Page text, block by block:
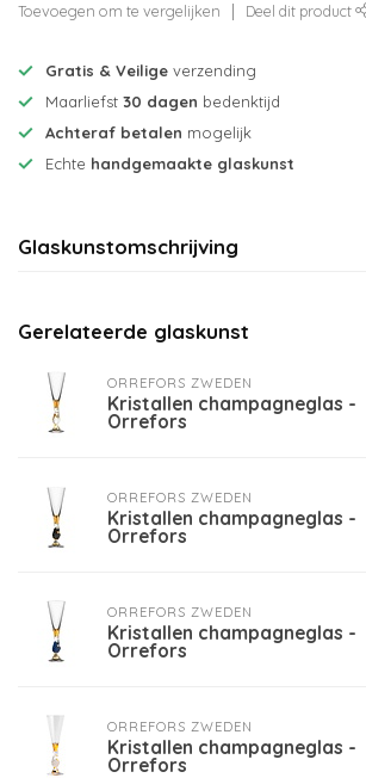
Toevoegen om te vergelijken Deel dit product
Gratis & Veilige verzending
Maarliefst 30 dagen bedenktijd
Achteraf betalen mogelijk
Echte handgemaakte glaskunst
Glaskunstomschrijving
Gerelateerde glaskunst
ORREFORS ZWEDEN
Kristallen champagneglas -
Orrefors
ORREFORS ZWEDEN
Kristallen champagneglas -
Orrefors
ORREFORS ZWEDEN
Kristallen champagneglas -
Orrefors
ORREFORS ZWEDEN
Kristallen champagneglas -
Orrefors